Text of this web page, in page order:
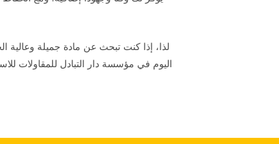
لذا، إذا كنت تبحث عن مادة جميلة وعالية
اليوم في مؤسسة دار التبادل للمقاولات